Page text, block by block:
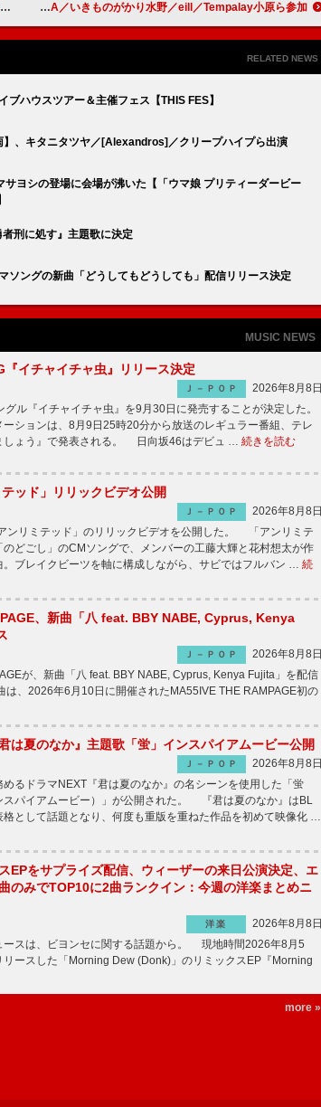
King & Princeのニューアルバム『STARRING』、50TA／いきものがかり水野／eill／Tempalay小原ら参加
RELATED NEWS
ハウスツアー＆主催フェス【THIS FES】
、キタニタツヤ／[Alexandros]／クリープハイプら出演
ヨシの登場に会場が沸いた【「ウマ娘 プリティーダービー
刑に処す』主題歌に決定
ングの新曲「どうしてもどうしても」配信リリース決定
MUSIC NEWS
『イチャイチャ虫』リリース決定
Ｊ－ＰＯＰ
2026年8月8日
ル『イチャイチャ虫』を9月30日に発売することが決定した。
ションは、8月9日25時20分から放送のレギュラー番組、テレ
しょう』で発表される。 日向坂46はデビュ … 続きを読む
ッド」リリックビデオ公開
Ｊ－ＰＯＰ
2026年8月8日
ンリミテッド」のリリックビデオを公開した。 「アンリミテ
のどごし」のCMソングで、メンバーの工藤大輝と花村想太が作
。ブレイクビーツを軸に構成しながら、サビではフルバン … 続
、新曲「八 feat. BBY NABE, Cyprus, Kenya
Ｊ－ＰＯＰ
2026年8月8日
が、新曲「八 feat. BBY NABE, Cyprus, Kenya Fujita」を配信
、2026年6月10日に開催されたMA55IVE THE RAMPAGE初の
は夏のなか』主題歌「蛍」インスパイアムービー公開
Ｊ－ＰＯＰ
2026年8月8日
るドラマNEXT『君は夏のなか』の名シーンを使用した「蛍
スパイアムービー）」が公開された。 『君は夏のなか』はBL
として話題となり、何度も重版を重ねた作品を初めて映像化 …
EPをサプライズ配信、ウィーザーの来日公演決定、エ
のみでTOP10に2曲ランクイン：今週の洋楽まとめニ
洋楽
2026年8月8日
スは、ビヨンセに関する話題から。 現地時間2026年8月5
リースした「Morning Dew (Donk)」のリミックスEP『Morning
more »